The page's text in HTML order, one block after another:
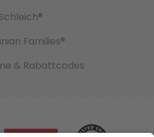
Schleich®
Families®
& Rabattcodes